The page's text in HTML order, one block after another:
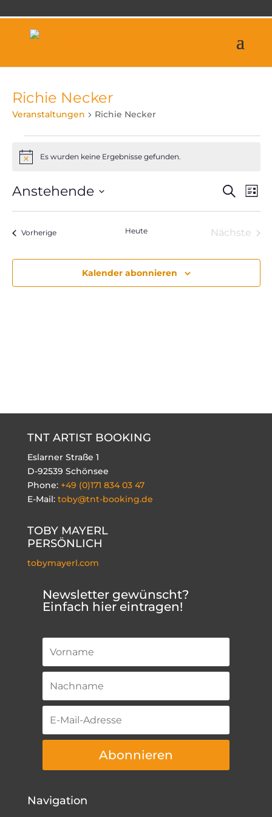
Richie Necker
Veranstaltungen Richie Necker
HinweisEs wurden keine Ergebnisse gefunden.
Suche
Liste
Anstehende
VorherigeVeranstaltungen Heute
Nächste
Kalender abonnieren
TNT ARTIST BOOKING
Eslarner Straße 1
D-92539 Schönsee
Phone: +49 (0)171 834 03 47
E-Mail: toby@tnt-booking.de
TOBY MAYERL
PERSÖNLICH
tobymayerl.com
Newsletter gewünscht?
Einfach hier eintragen!
Abonnieren
Navigation